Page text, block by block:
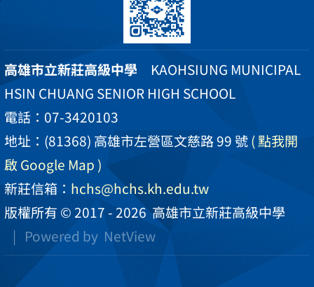
高雄市立新莊高級中學 KAOHSIUNG MUNICIPAL
HSIN CHUANG SENIOR HIGH SCHOOL
電話：07-3420103
地址：(81368) 高雄市左營區文慈路 99 號( 點我開
啟 Google Map )
新莊信箱： hchs@hchs.kh.edu.tw
版權所有 © 2017 - 2026高雄市立新莊高級中學
| Powered by NetView